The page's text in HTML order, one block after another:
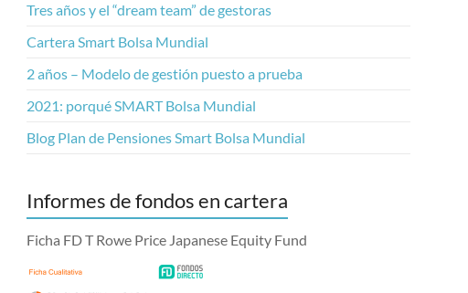
Tres años y el “dream team” de gestoras
Cartera Smart Bolsa Mundial
2 años – Modelo de gestión puesto a prueba
2021: porqué SMART Bolsa Mundial
Blog Plan de Pensiones Smart Bolsa Mundial
Informes de fondos en cartera
Ficha FD T Rowe Price Japanese Equity Fund